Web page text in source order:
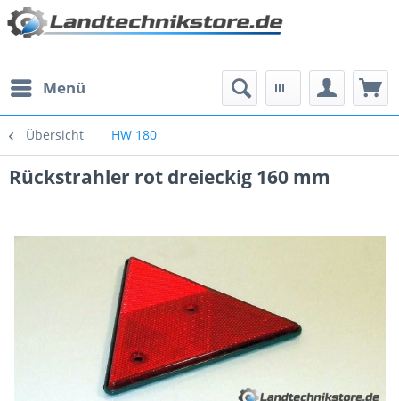
Menü
Übersicht HW 180
Rückstrahler rot dreieckig 160 mm